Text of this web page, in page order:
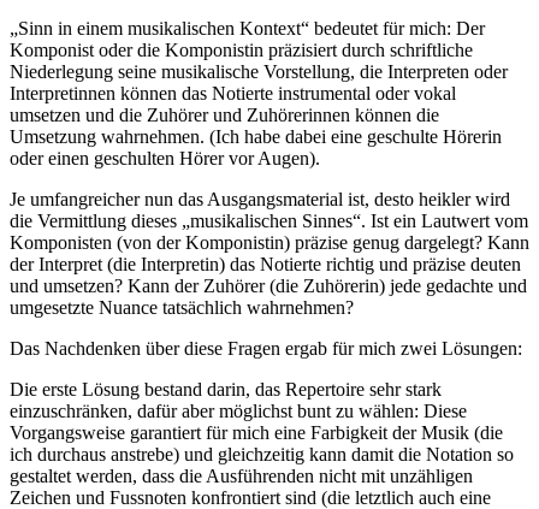
„Sinn in einem musikalischen Kontext“ bedeutet für mich: Der
Komponist oder die Komponistin präzisiert durch schriftliche
Niederlegung seine musikalische Vorstellung, die Interpreten oder
Interpretinnen können das Notierte instrumental oder vokal
umsetzen und die Zuhörer und Zuhörerinnen können die
Umsetzung wahrnehmen. (Ich habe dabei eine geschulte Hörerin
oder einen geschulten Hörer vor Augen).
Je umfangreicher nun das Ausgangsmaterial ist, desto heikler wird
die Vermittlung dieses „musikalischen Sinnes“. Ist ein Lautwert vom
Komponisten (von der Komponistin) präzise genug dargelegt? Kann
der Interpret (die Interpretin) das Notierte richtig und präzise deuten
und umsetzen? Kann der Zuhörer (die Zuhörerin) jede gedachte und
umgesetzte Nuance tatsächlich wahrnehmen?
Das Nachdenken über diese Fragen ergab für mich zwei Lösungen:
Die erste Lösung bestand darin, das Repertoire sehr stark
einzuschränken, dafür aber möglichst bunt zu wählen: Diese
Vorgangsweise garantiert für mich eine Farbigkeit der Musik (die
ich durchaus anstrebe) und gleichzeitig kann damit die Notation so
gestaltet werden, dass die Ausführenden nicht mit unzähligen
Zeichen und Fussnoten konfrontiert sind (die letztlich auch eine